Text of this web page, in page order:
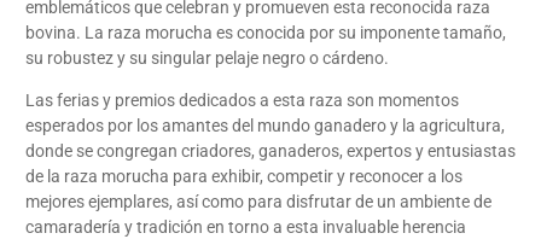
emblemáticos que celebran y promueven esta reconocida raza
bovina. La raza morucha es conocida por su imponente tamaño,
su robustez y su singular pelaje negro o cárdeno.
Las ferias y premios dedicados a esta raza son momentos
esperados por los amantes del mundo ganadero y la agricultura,
donde se congregan criadores, ganaderos, expertos y entusiastas
de la raza morucha para exhibir, competir y reconocer a los
mejores ejemplares, así como para disfrutar de un ambiente de
camaradería y tradición en torno a esta invaluable herencia